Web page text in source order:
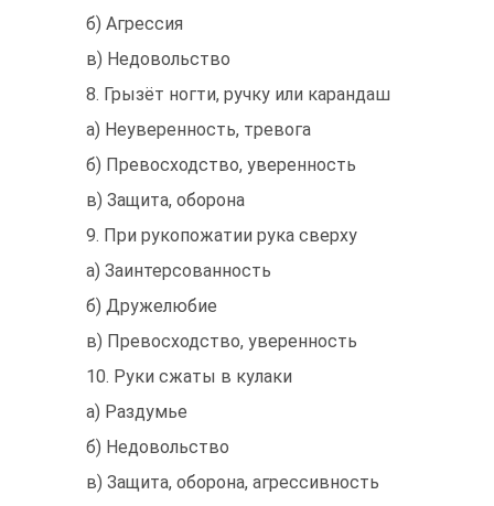
б) Агрессия
в) Недовольство
8. Грызёт ногти, ручку или карандаш
а) Неуверенность, тревога
б) Превосходство, уверенность
в) Защита, оборона
9. При рукопожатии рука сверху
а) Заинтерсованность
б) Дружелюбие
в) Превосходство, уверенность
10. Руки сжаты в кулаки
а) Раздумье
б) Недовольство
в) Защита, оборона, агрессивность